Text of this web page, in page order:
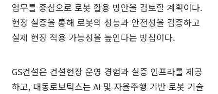
업무를 중심으로 로봇 활용 방안을 검토할 계획이다.
현장 실증을 통해 로봇의 성능과 안전성을 검증하고
실제 현장 적용 가능성을 높인다는 방침이다.
GS건설은 건설현장 운영 경험과 실증 인프라를 제공
하고, 대동로보틱스는 AI 및 자율주행 기반 로봇 기술